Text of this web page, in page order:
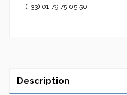
(+33) 01.79.75.05.50
Description